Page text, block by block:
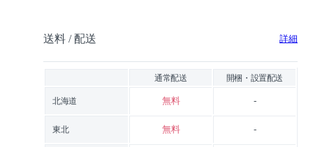
送料 / 配送 詳細
通常配送 開梱・設置配送
北海道 無料 -
東北 無料 -